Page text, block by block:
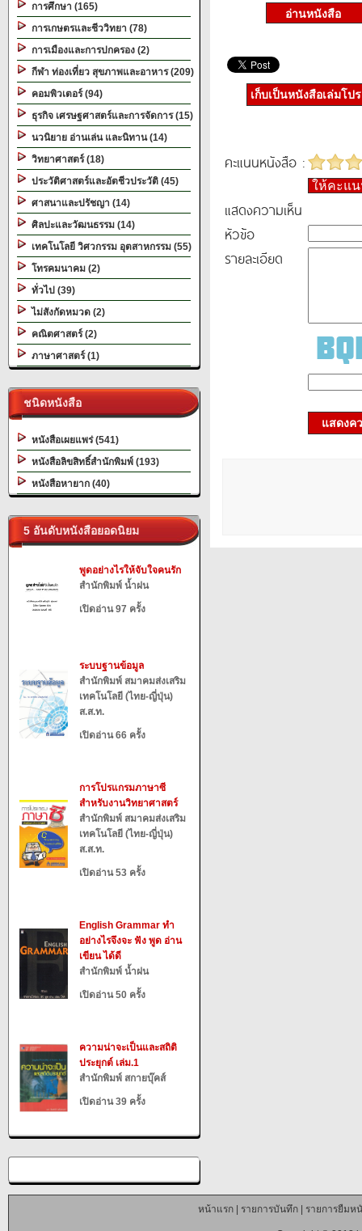
การศึกษา (165)
การเกษตรและชีววิทยา (78)
การเมืองและการปกครอง (2)
กีฬา ท่องเที่ยว สุขภาพและอาหาร (209)
คอมพิวเตอร์ (94)
ธุรกิจ เศรษฐศาสตร์และการจัดการ (15)
นวนิยาย อ่านเล่น และนิทาน (14)
วิทยาศาสตร์ (18)
ประวัติศาสตร์และอัตชีวประวัติ (45)
ศาสนาและปรัชญา (14)
ศิลปะและวัฒนธรรม (14)
เทคโนโลยี วิศวกรรม อุตสาหกรรม (55)
โทรคมนาคม (2)
ทั่วไป (39)
ไม่สังกัดหมวด (2)
คณิตศาสตร์ (2)
ภาษาศาสตร์ (1)
ชนิดหนังสือ
หนังสือเผยแพร่ (541)
หนังสือลิขสิทธิ์สำนักพิมพ์ (193)
หนังสือหายาก (40)
5 อันดับหนังสือยอดนิยม
พูดอย่างไรให้จับใจคนรัก
สำนักพิมพ์ น้ำฝน
เปิดอ่าน 97 ครั้ง
ระบบฐานข้อมูล
สำนักพิมพ์ สมาคมส่งเสริม
เทคโนโลยี (ไทย-ญี่ปุ่น)
ส.ส.ท.
เปิดอ่าน 66 ครั้ง
การโปรแกรมภาษาซี
สำหรับงานวิทยาศาสตร์
สำนักพิมพ์ สมาคมส่งเสริม
เทคโนโลยี (ไทย-ญี่ปุ่น)
ส.ส.ท.
เปิดอ่าน 53 ครั้ง
English Grammar ทำ
อย่างไรจึงจะ ฟัง พูด อ่าน
เขียน ได้ดี
สำนักพิมพ์ น้ำฝน
เปิดอ่าน 50 ครั้ง
ความน่าจะเป็นและสถิติ
ประยุกต์ เล่ม.1
สำนักพิมพ์ สกายบุ๊คส์
เปิดอ่าน 39 ครั้ง
เก็บเป็นหนังสือเล่มโป
คะแนนหนังสือ :
ให้คะแ
แสดงความเห็น
หัวข้อ
รายละเอียด
แสดงค
หน้าแรก| รายการบันทึก| รายการยืมห